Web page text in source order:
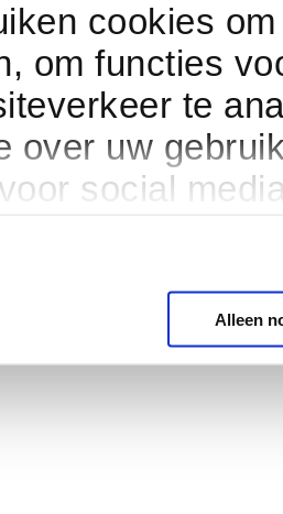
cookies
om functies
te
over uw
social
Alleen